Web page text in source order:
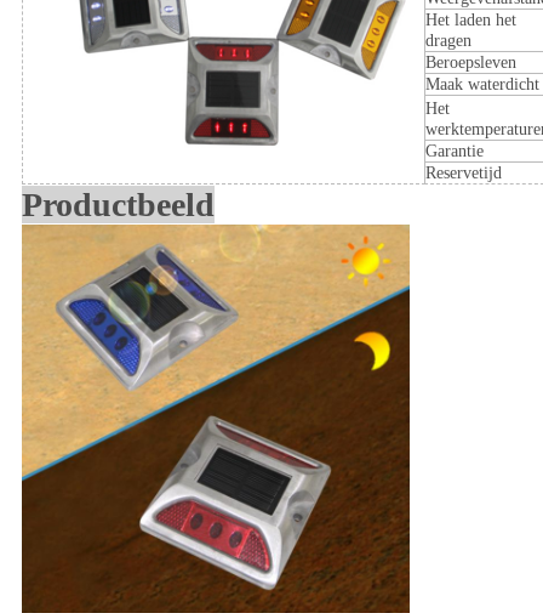
Het laden het
dragen
Beroepsleven
Maak waterdicht
Het
Garantie
Reservetijd
Productbeeld